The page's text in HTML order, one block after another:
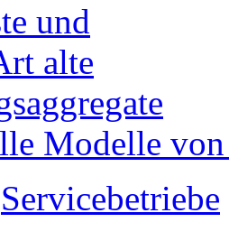
und
alte
Modelle
Servicebetriebe